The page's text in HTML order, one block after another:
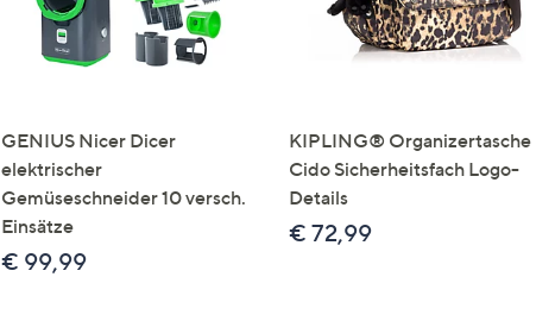
GENIUS Nicer Dicer
elektrischer
Gemüseschneider 10 versch.
Einsätze
€ 99,99
KIPLING® Organizertasche
Cido Sicherheitsfach Logo-
Details
€ 72,99